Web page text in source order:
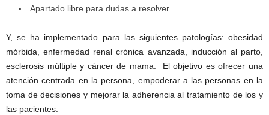
Apartado libre para dudas a resolver
Y, se ha implementado para las siguientes patologías: obesidad
mórbida, enfermedad renal crónica avanzada, inducción al parto,
esclerosis múltiple y cáncer de mama. El objetivo es ofrecer una
atención centrada en la persona, empoderar a las personas en la
toma de decisiones y mejorar la adherencia al tratamiento de los y
las pacientes.